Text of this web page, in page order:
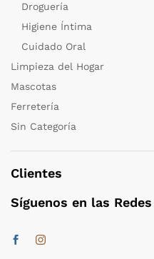
Droguería
Higiene Íntima
Cuidado Oral
Limpieza del Hogar
Mascotas
Ferretería
Sin Categoría
Clientes
Síguenos en las Redes